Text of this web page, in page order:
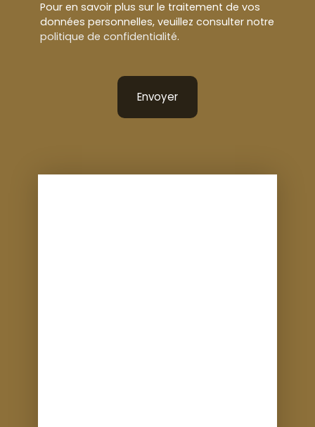
Pour en savoir plus sur le traitement de vos
données personnelles, veuillez consulter notre
politique de confidentialité.
Envoyer